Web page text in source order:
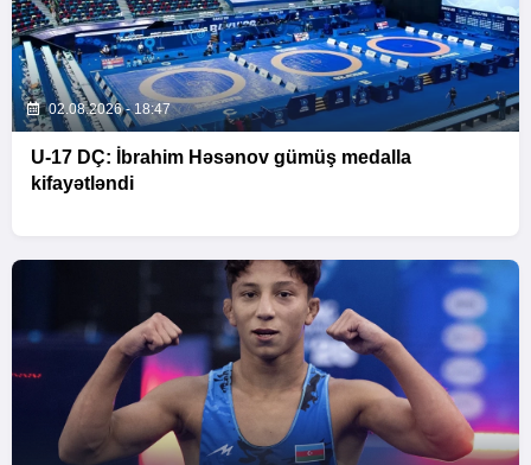
02.08.2026 - 18:47
U-17 DÇ: İbrahim Həsənov gümüş medalla
kifayətləndi